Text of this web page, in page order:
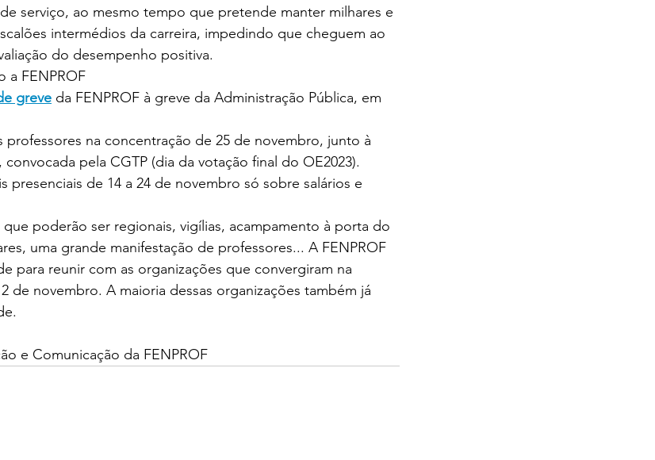
serviço, ao mesmo tempo que pretende manter milhares e
intermédios da carreira, impedindo que cheguem ao
do desempenho positiva.
a FENPROF
greve da FENPROF à greve da Administração Pública, em
professores na concentração de 25 de novembro, junto à
pela CGTP (dia da votação final do OE2023).
presenciais de 14 a 24 de novembro só sobre salários e
poderão ser regionais, vigílias, acampamento à porta do
uma grande manifestação de professores... A FENPROF
para reunir com as organizações que convergiram na
de novembro. A maioria dessas organizações também já
e Comunicação da FENPROF